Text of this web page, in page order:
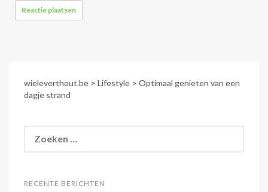
wieleverthout.be > Lifestyle > Optimaal genieten van een
dagje strand
naar:
RECENTE BERICHTEN